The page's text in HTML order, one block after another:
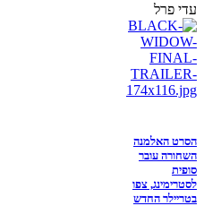
עדי פרל
הסרט האלמנה
השחורה עובר
סופית
לסטרימינג, צפו
בטריילר החדש